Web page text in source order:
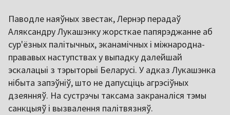
Паводле наяўных звестак, Лернэр перадаў
Аляксандру Лукашэнку жорсткае папярэджанне аб
сур'ёзных палітычных, эканамічных і міжнародна-
прававых наступствах у выпадку далейшай
эскалацыі з тэрыторыі Беларусі. У адказ Лукашэнка
нібыта запэўніў, што не дапусціць агрэсіўных
дзеянняў. На сустрэчы таксама закраналіся тэмы
санкцыяў і вызвалення палітвязняў.